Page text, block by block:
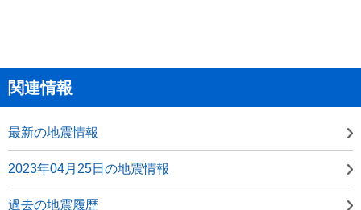
関連情報
最新の地震情報
2023年04月25日の地震情報
過去の地震履歴